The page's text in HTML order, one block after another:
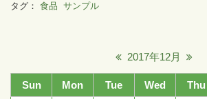
2017年12月
Sun Mon Tue Wed Thu
タグ： 食品 サンプル